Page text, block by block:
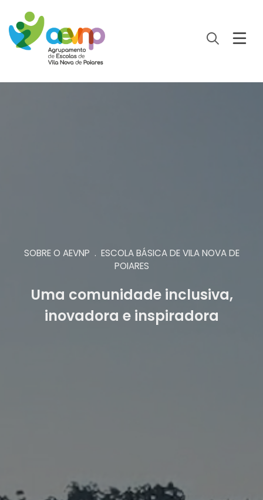
SOBRE O AEVNP . ESCOLA BÁSICA DE VILA NOVA DE
POIARES
Uma comunidade inclusiva,
inovadora e inspiradora